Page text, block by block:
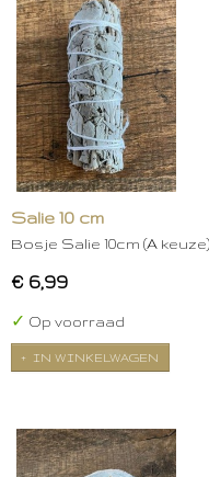
Salie 10 cm
Bosje Salie 10cm (A
€ 6,99
✓ Op voorraad
IN WINKELWAGEN